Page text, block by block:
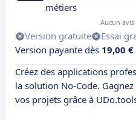
métiers
Aucun
Version gratuite Essai
Version payante dès 19,00
Créez des applications
la solution No-Code.
vos projets grâce à